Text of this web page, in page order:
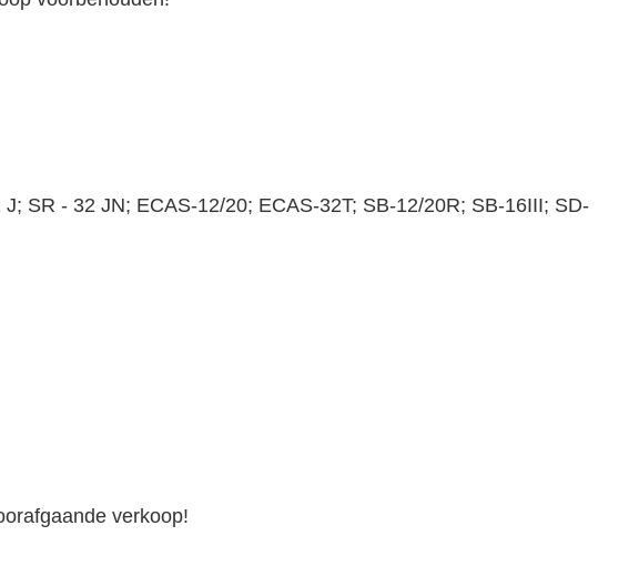
SR - 32 JN; ECAS-12/20; ECAS-32T; SB-12/20R; SB-16III; SD-
verkoop!